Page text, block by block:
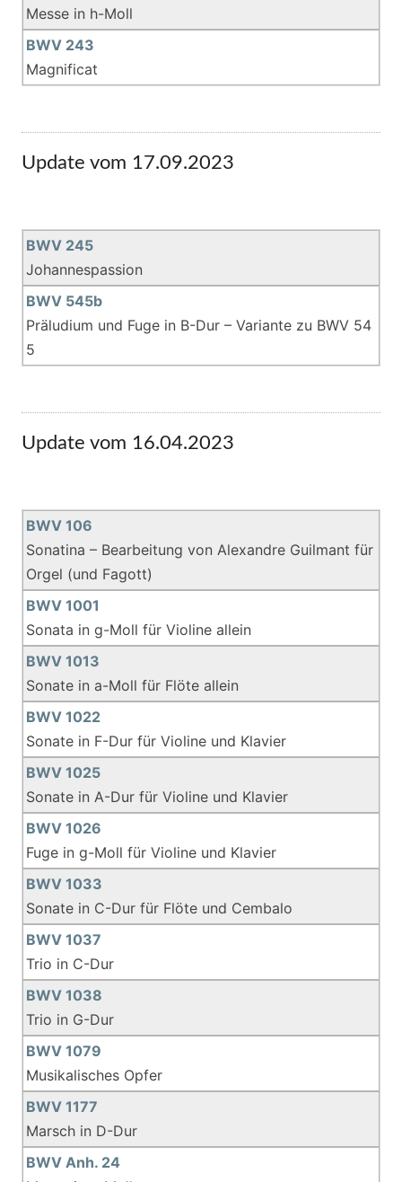
Messe in h-Moll
BWV 243
Magnificat
Update vom 17.09.2023
BWV 245
Johannespassion
BWV 545b
Präludium und Fuge in B-Dur – Variante zu BWV 54
5
Update vom 16.04.2023
BWV 106
Sonatina – Bearbeitung von Alexandre Guilmant für
Orgel (und Fagott)
BWV 1001
Sonata in g-Moll für Violine allein
BWV 1013
Sonate in a-Moll für Flöte allein
BWV 1022
Sonate in F-Dur für Violine und Klavier
BWV 1025
Sonate in A-Dur für Violine und Klavier
BWV 1026
Fuge in g-Moll für Violine und Klavier
BWV 1033
Sonate in C-Dur für Flöte und Cembalo
BWV 1037
Trio in C-Dur
BWV 1038
Trio in G-Dur
BWV 1079
Musikalisches Opfer
BWV 1177
Marsch in D-Dur
BWV Anh. 24